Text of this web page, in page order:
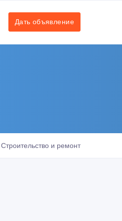
Дать объявление
Строительство и ремонт